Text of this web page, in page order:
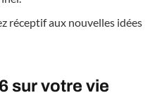
réceptif aux nouvelles idées
sur votre vie